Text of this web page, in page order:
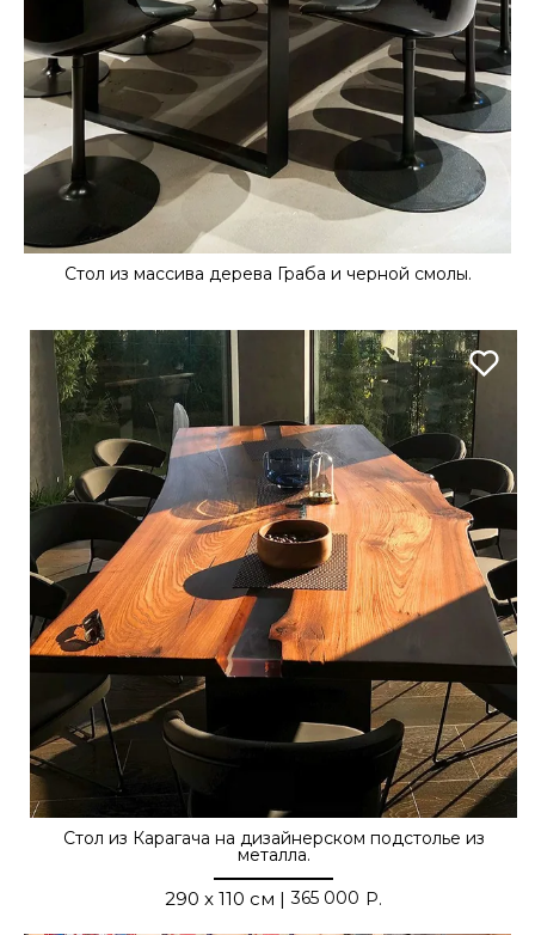
Стол из массива дерева Граба и черной смолы.
Стол из Карагача на дизайнерском подстолье из
металла.
290 x 110 см | 365 000